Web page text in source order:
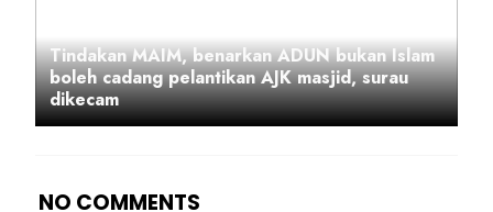
Tindakan MAIM, benarkan ADUN bukan Islam
boleh cadang pelantikan AJK masjid, surau
dikecam
NO COMMENTS